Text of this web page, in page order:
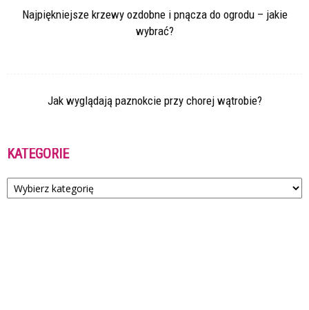
Najpiękniejsze krzewy ozdobne i pnącza do ogrodu – jakie
wybrać?
Jak wyglądają paznokcie przy chorej wątrobie?
KATEGORIE
Kategorie